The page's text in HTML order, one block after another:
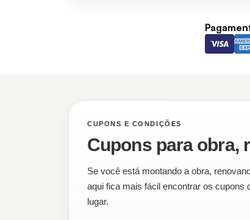
CUPONS E CONDIÇÕES
Cupons para obra,
Se você está montando a obra,
aqui fica mais fácil encontrar os
lugar.